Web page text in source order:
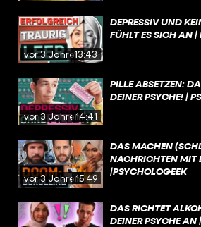
vor 3 Jahren13:43
DEPRESSIV UND
FÜHLT ES SICH AN |
vor 3 Jahren14:41
PILLE ABSETZEN:
DEINER PSYCHE! |
vor 3 Jahren15:49
DAS MACHEN
NACHRICHTEN MIT
|PSYCHOLOGEEK
DAS RICHTET
DEINER PSYCHE AN